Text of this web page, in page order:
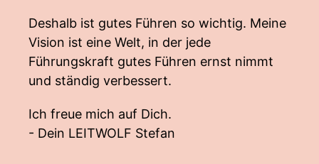
Deshalb ist gutes Führen so wichtig. Meine
Vision ist eine Welt, in der jede
Führungskraft gutes Führen ernst nimmt
und ständig verbessert.
Ich freue mich auf Dich.
- Dein LEITWOLF Stefan